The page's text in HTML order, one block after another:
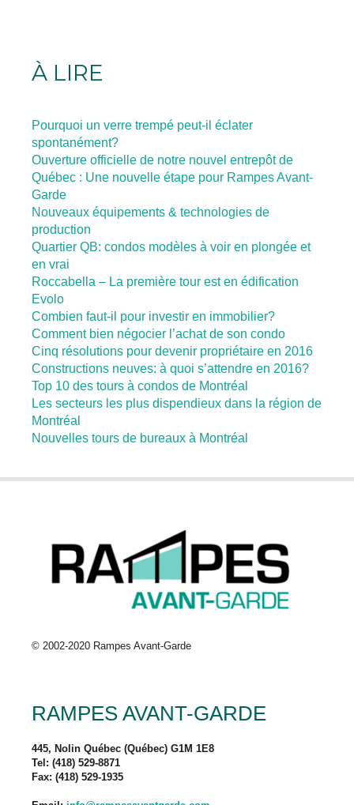
À LIRE
Pourquoi un verre trempé peut-il éclater
spontanément?
Ouverture officielle de notre nouvel entrepôt de
Québec : Une nouvelle étape pour Rampes Avant-
Garde
Nouveaux équipements & technologies de
production
Quartier QB: condos modèles à voir en plongée et
en vrai
Roccabella – La première tour est en édification
Evolo
Combien faut-il pour investir en immobilier?
Comment bien négocier l’achat de son condo
Cinq résolutions pour devenir propriétaire en 2016
Constructions neuves: à quoi s’attendre en 2016?
Top 10 des tours à condos de Montréal
Les secteurs les plus dispendieux dans la région de
Montréal
Nouvelles tours de bureaux à Montréal
© 2002-2020 Rampes Avant-Garde
RAMPES AVANT-GARDE
445, Nolin Québec (Québec) G1M 1E8
Tel: (418) 529-8871
Fax: (418) 529-1935